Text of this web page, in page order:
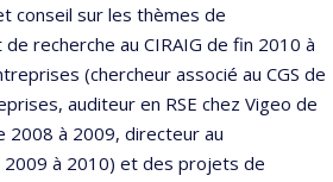
conseil sur les thèmes de
recherche au CIRAIG de fin 2010 à
(chercheur associé au CGS de
auditeur en RSE chez Vigeo de
2008 à 2009, directeur au
2009 à 2010) et des projets de